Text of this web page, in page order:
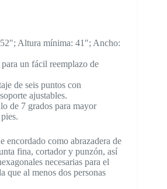
Altura mínima: 41″; Ancho:
un fácil reemplazo de
de seis puntos con
ajustables.
de 7 grados para mayor
encordado como abrazadera de
fina, cortador y punzón, así
necesarias para el
que al menos dos personas